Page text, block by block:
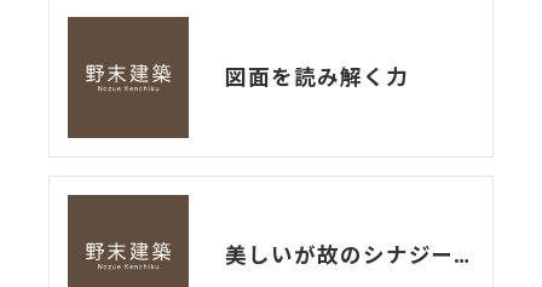
図面を読み解く力
美しいが故のシナジー効果